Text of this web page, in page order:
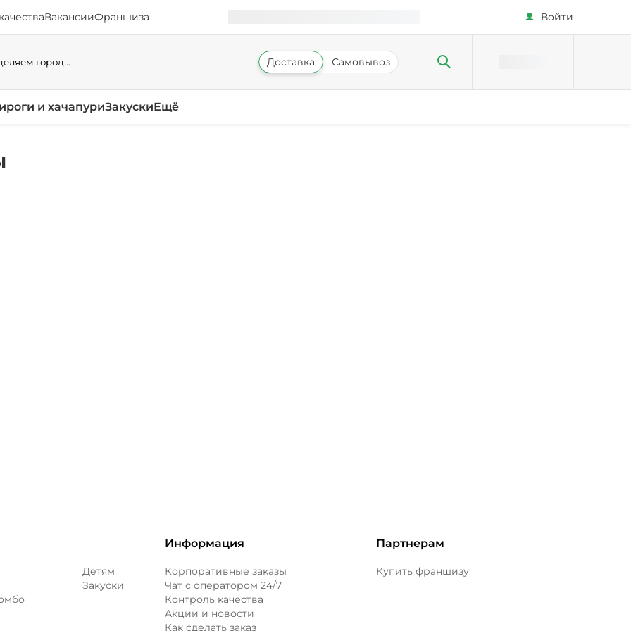
ВакансииФраншиза Войти
город... Доставка Самовывоз
и хачапуриЗакускиЕщё
Детям
Закуски
Информация
Корпоративные заказы
Чат с оператором 24/7
Контроль качества
Акции и новости
Как сделать заказ
Партнерам
Купить франшизу